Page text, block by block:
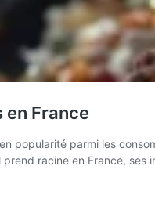
France
popularité parmi les
racine en France, ses